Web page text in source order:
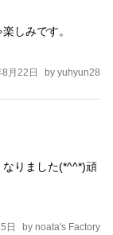
タについて】 ・
・こちら側で型
入後にデータ変
ます。 ・ダウンロ
いてください。
セルは承れませ
にお願いいたし
もしくはこのサ
ついて】
、「個人販売によ
しみです。
月22日 by yuhyun28
りました(*^^*)頑
日 by noata's Factory